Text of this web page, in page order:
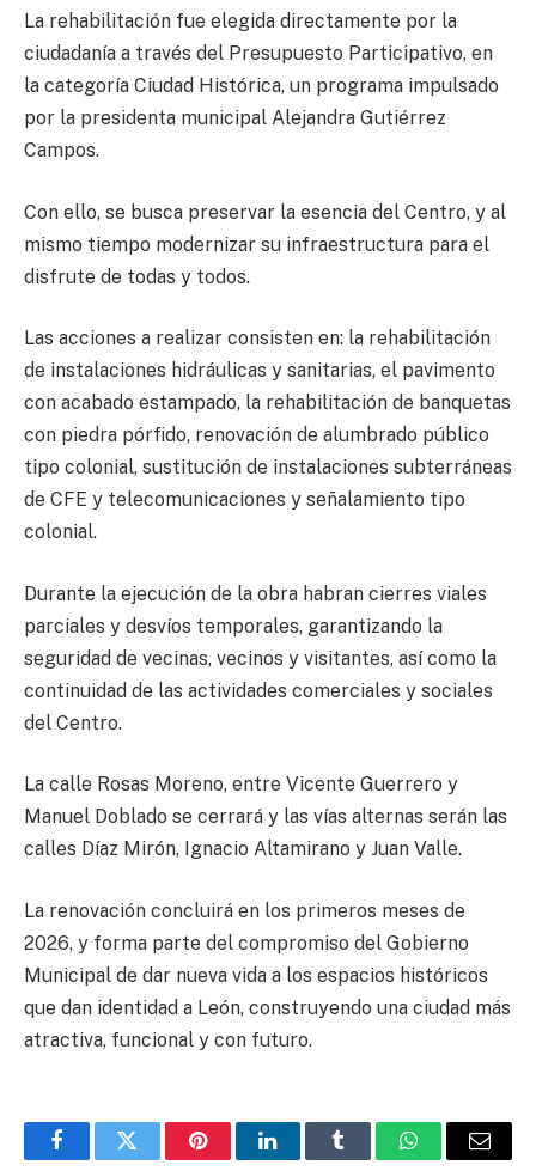
La rehabilitación fue elegida directamente por la
ciudadanía a través del Presupuesto Participativo, en
la categoría Ciudad Histórica, un programa impulsado
por la presidenta municipal Alejandra Gutiérrez
Campos.
Con ello, se busca preservar la esencia del Centro, y al
mismo tiempo modernizar su infraestructura para el
disfrute de todas y todos.
Las acciones a realizar consisten en: la rehabilitación
de instalaciones hidráulicas y sanitarias, el pavimento
con acabado estampado, la rehabilitación de banquetas
con piedra pórfido, renovación de alumbrado público
tipo colonial, sustitución de instalaciones subterráneas
de CFE y telecomunicaciones y señalamiento tipo
colonial.
Durante la ejecución de la obra habran cierres viales
parciales y desvíos temporales, garantizando la
seguridad de vecinas, vecinos y visitantes, así como la
continuidad de las actividades comerciales y sociales
del Centro.
La calle Rosas Moreno, entre Vicente Guerrero y
Manuel Doblado se cerrará y las vías alternas serán las
calles Díaz Mirón, Ignacio Altamirano y Juan Valle.
La renovación concluirá en los primeros meses de
2026, y forma parte del compromiso del Gobierno
Municipal de dar nueva vida a los espacios históricos
que dan identidad a León, construyendo una ciudad más
atractiva, funcional y con futuro.
FacebookTwitter PinterestLinkedInTumblr WhatsAppEmail